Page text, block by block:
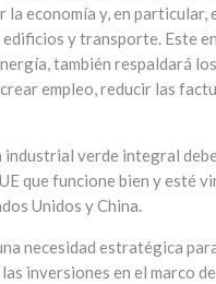
la economía y, en
y transporte. Este
también respaldará
empleo, reducir las
verde integral
que funcione bien y esté
Unidos y China.
necesidad estratégica
inversiones en el marco